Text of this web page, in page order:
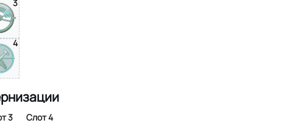
3
4
3 Слот 4